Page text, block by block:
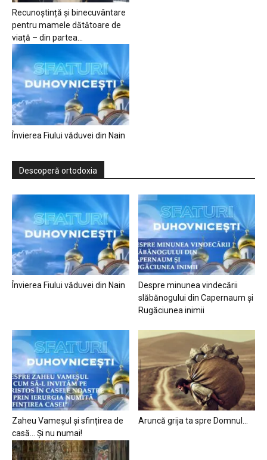
Recunoștință și binecuvântare
pentru mamele dătătoare de
viață – din partea...
Învierea Fiului văduvei din Nain
Descoperă ortodoxia
Învierea Fiului văduvei din Nain
Despre minunea vindecării
slăbănogului din Capernaum și
Rugăciunea inimii
Zaheu Vameșul și sfințirea de
casă… Și nu numai!
Aruncă grija ta spre Domnul…